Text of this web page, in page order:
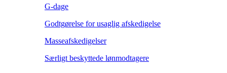
G-dage
Godtgørelse for usaglig afskedigelse
Masseafskedigelser
Særligt beskyttede lønmodtagere